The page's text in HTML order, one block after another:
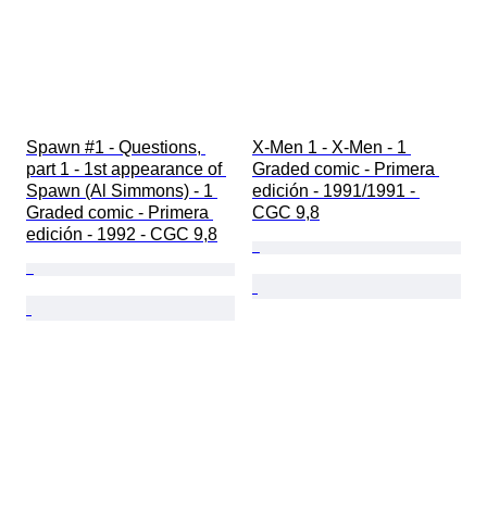
Spawn #1 - Questions,
part 1 - 1st appearance of
Spawn (Al Simmons) - 1
Graded comic - Primera
edición - 1992 - CGC 9,8
X-Men 1 - X-Men - 1
Graded comic - Primera
edición - 1991/1991 -
CGC 9,8